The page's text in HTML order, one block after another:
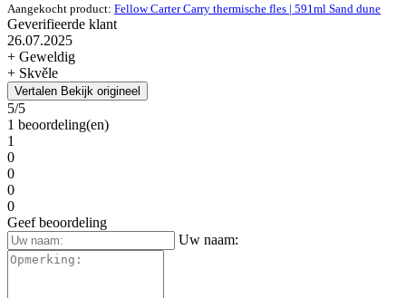
Aangekocht product: Fellow Carter Carry thermische fles | 591ml Sand dune
Geverifieerde klant
26.07.2025
+ Geweldig
+ Skvěle
Vertalen Bekijk origineel
5/5
1 beoordeling(en)
1
0
0
0
0
Geef beoordeling
Uw naam: